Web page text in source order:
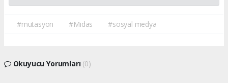
#mutasyon #Midas #sosyal medya
Okuyucu Yorumları (0)